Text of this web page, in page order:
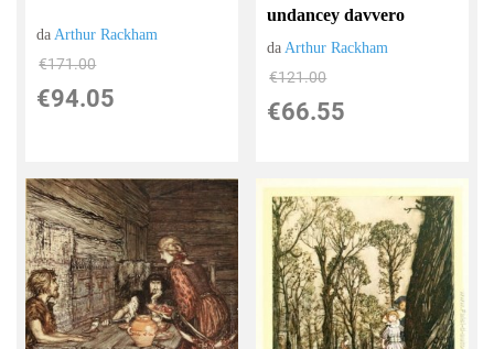
daArthur Rackham
€171.00
€94.05
undancey davvero
daArthur Rackham
€121.00
€66.55